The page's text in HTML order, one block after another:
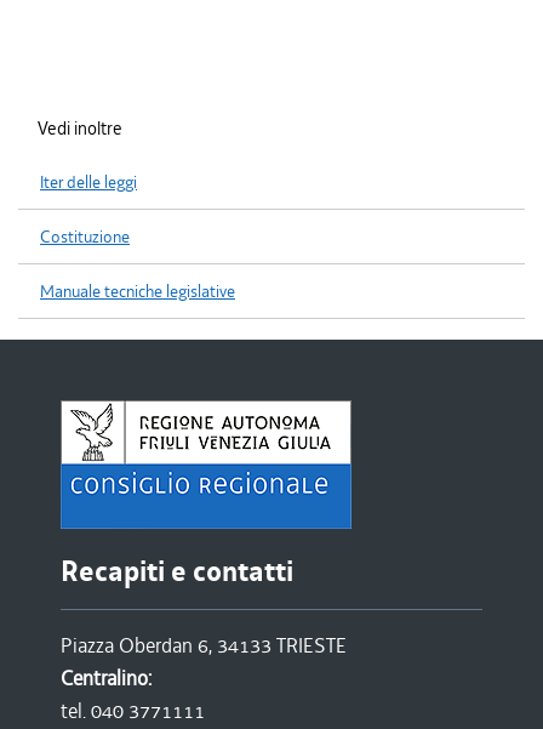
Vedi inoltre
Iter delle leggi
Costituzione
Manuale tecniche legislative
Recapiti e contatti
Piazza Oberdan 6, 34133 TRIESTE
Centralino:
tel. 040 3771111